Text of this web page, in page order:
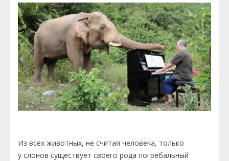
Из всех животных, не считая человека, только
у слонов существует своего рода погребальный